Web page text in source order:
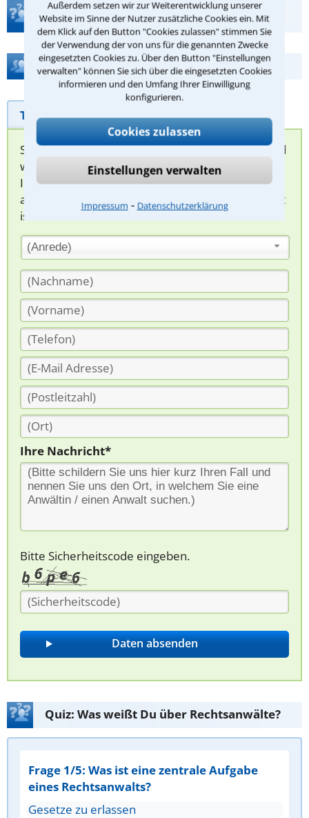
Außerdem setzen wir zur Weiterentwicklung unserer
Website im Sinne der Nutzer zusätzliche Cookies ein. Mit
dem Klick auf den Button "Cookies zulassen" stimmen Sie
der Verwendung der von uns für die genannten Zwecke
eingesetzten Cookies zu. Über den Button "Einstellungen
verwalten" können Sie sich über die eingesetzten Cookies
informieren und den Umfang Ihrer Einwilligung
konfigurieren.
Cookies zulassen
Einstellungen verwalten
Impressum ⁃ Datenschutzerklärung
Teste Dein Rechtswissen
Hilfe bei Ihrer Anwaltsuche?
Telefonhilfe Beratungsanfrage
Sie können hier Ihren Fall schildern. Anschließend
werden sich spezialisierte Rechtsanwälte bei
Ihnen melden, um das weitere Vorgehen
abzuklären. Die Rückmeldung durch einen Anwalt
ist für Sie kostenlos.
(Anrede)
Ihre Nachricht*
Bitte Sicherheitscode eingeben.
Quiz: Was weißt Du über Rechtsanwälte?
Frage 1/5: Was ist eine zentrale Aufgabe
eines Rechtsanwalts?
Gesetze zu erlassen